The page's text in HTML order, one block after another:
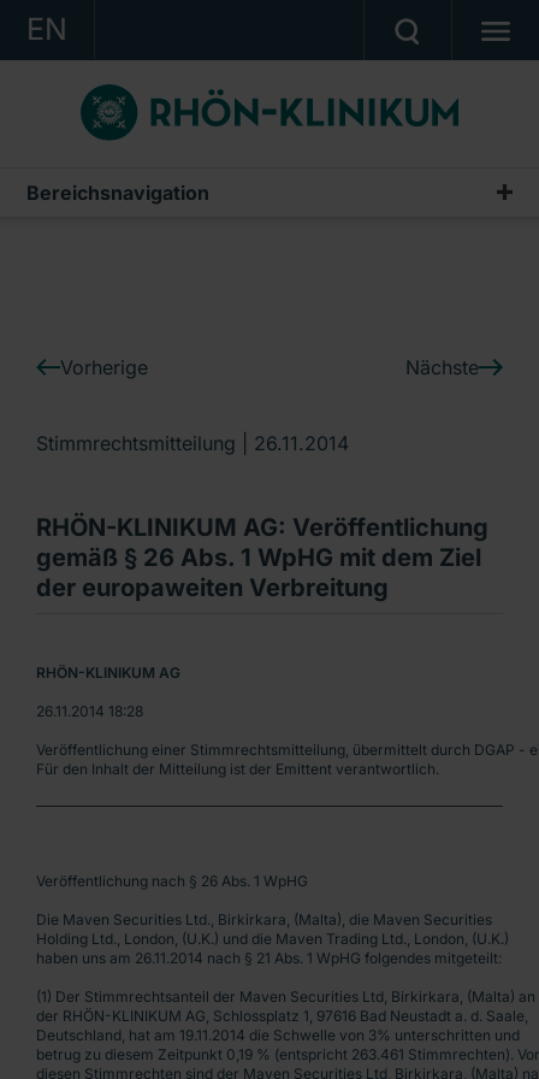
EN
KONZERN
KLINIKEN
KARRIERE
Ein Unternehmen der RHÖN-KLINIKUM AG
Bereichsnavigation
IR-News
Vorherige Nächste
Stimmrechtsmitteilung | 26.11.2014
RHÖN-KLINIKUM AG: Veröffentlichung
gemäß § 26 Abs. 1 WpHG mit dem Ziel
der europaweiten Verbreitung
RHÖN-KLINIKUM AG
26.11.2014 18:28
Veröffentlichung einer Stimmrechtsmitteilung, übermittelt durch DGAP -
Für den Inhalt der Mitteilung ist der Emittent verantwortlich.
Veröffentlichung nach § 26 Abs. 1 WpHG
Die Maven Securities Ltd., Birkirkara, (Malta), die Maven Securities
Holding Ltd., London, (U.K.) und die Maven Trading Ltd., London, (U.K.)
haben uns am 26.11.2014 nach § 21 Abs. 1 WpHG folgendes mitgeteilt:
(1) Der Stimmrechtsanteil der Maven Securities Ltd, Birkirkara, (Malta) an
der RHÖN-KLINIKUM AG, Schlossplatz 1, 97616 Bad Neustadt a. d. Saale,
Deutschland, hat am 19.11.2014 die Schwelle von 3% unterschritten und
betrug zu diesem Zeitpunkt 0,19 % (entspricht 263.461 Stimmrechten).
diesen Stimmrechten sind der Maven Securities Ltd, Birkirkara, (Malta)